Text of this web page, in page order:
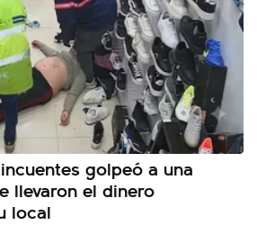
golpeó a una
llevaron el dinero
local